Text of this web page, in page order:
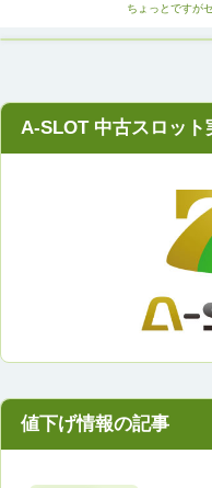
ちょっとですが
A-SLOT 中古スロット